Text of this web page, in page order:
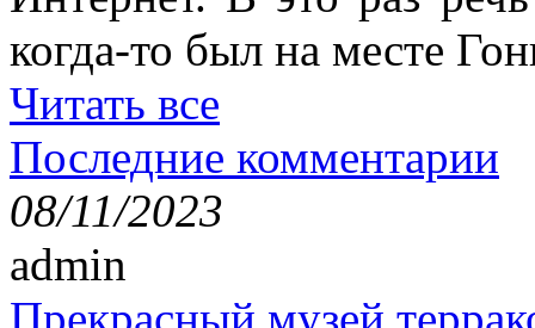
когда-то был на месте
Читать все
Последние комментарии
08/11/2023
admin
Прекрасный музей